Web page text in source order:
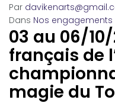
Par
Dans Nos
03 au 06/
français de
magie du